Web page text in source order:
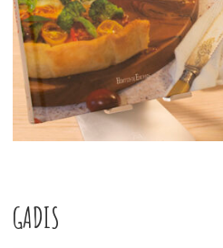
GADIS